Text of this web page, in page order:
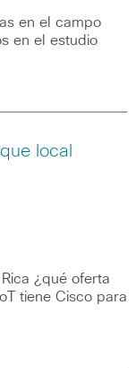
en el campo
en el estudio
local
¿qué oferta
tiene Cisco para